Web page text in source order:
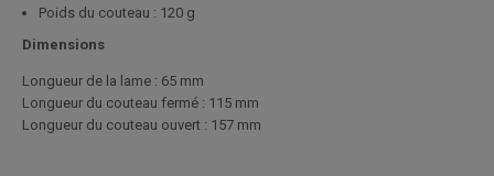
Poids du couteau : 120 g
Dimensions
Longueur de la lame : 65 mm
Longueur du couteau fermé : 115 mm
Longueur du couteau ouvert : 157 mm